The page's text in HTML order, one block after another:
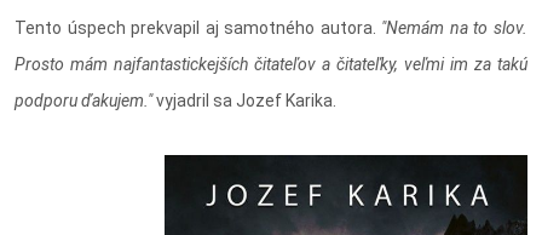
Tento úspech prekvapil aj samotného autora. "Nemám na to slov.
Prosto mám najfantastickejších čitateľov a čitateľky, veľmi im za takú
podporu ďakujem."vyjadril sa Jozef Karika.